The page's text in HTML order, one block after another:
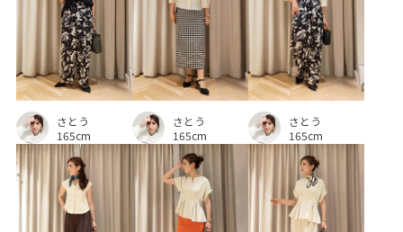
学校行事 接触冷感 水筒
通勤バッグ 重厚感 防シワ
さとう
165cm
さとう
165cm
さとう
165cm